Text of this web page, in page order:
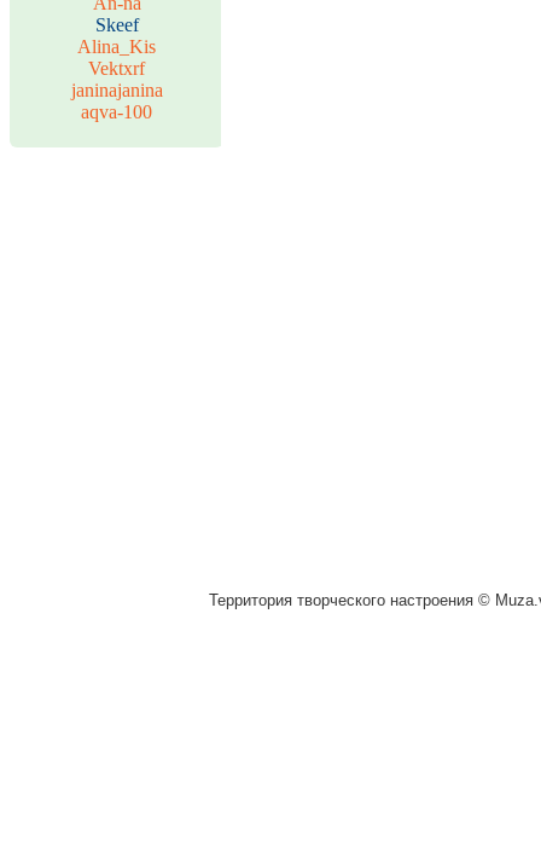
Skeef
Alina_Kis
Vektxrf
janinajanina
aqva-100
Территория творческого настроения ©